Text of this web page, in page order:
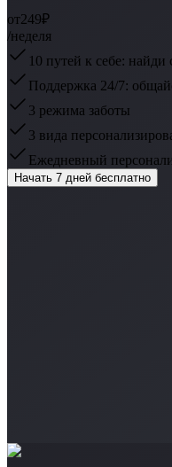
от249₽
/неделя
10 путей к себе:
Поддержка 24/7:
3 режима заботы
3 вида
Ежедневный
Начать 7 дней бесплатно